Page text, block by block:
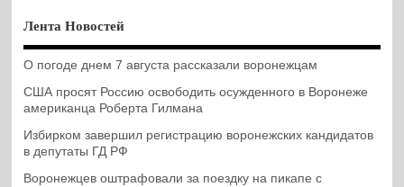
Лента Новостей
О погоде днем 7 августа рассказали воронежцам
США просят Россию освободить осужденного в Воронеже
американца Роберта Гилмана
Избирком завершил регистрацию воронежских кандидатов
в депутаты ГД РФ
Воронежцев оштрафовали за поездку на пикапе с